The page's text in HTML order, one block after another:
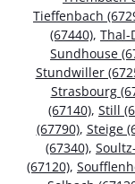
Tieffenbach
(67440), Thal-
Sundhouse
Stundwiller
Strasbourg
(67140), Still
(67790), Steige
(67340),
(67120),